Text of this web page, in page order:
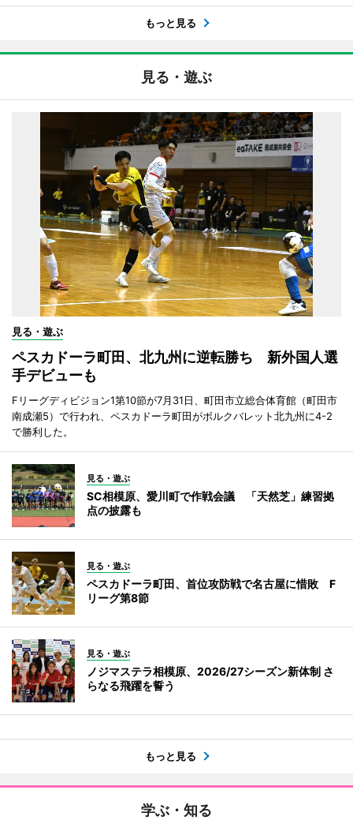
もっと見る
見る・遊ぶ
見る・遊ぶ
ペスカドーラ町田、北九州に逆転勝ち 新外国人選
手デビューも
Fリーグディビジョン1第10節が7月31日、町田市立総合体育館（町田市
南成瀬5）で行われ、ペスカドーラ町田がボルクバレット北九州に4-2
で勝利した。
見る・遊ぶ
SC相模原、愛川町で作戦会議 「天然芝」練習拠
点の披露も
見る・遊ぶ
ペスカドーラ町田、首位攻防戦で名古屋に惜敗 F
リーグ第8節
見る・遊ぶ
ノジマステラ相模原、2026/27シーズン新体制 さ
らなる飛躍を誓う
もっと見る
学ぶ・知る